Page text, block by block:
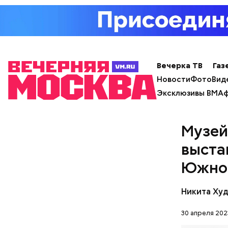
Вечерка ТВ
НовостиФото
Эксклюзивы ВМ
Никита
30 апреля
Внутри
Он
живым.